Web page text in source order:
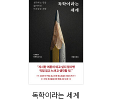
독학이라는 세계